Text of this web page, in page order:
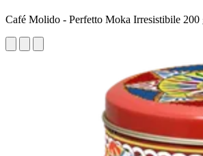
Café Molido - Perfetto Moka Irresistibile 200